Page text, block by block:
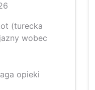
(turecka
wobec
opieki